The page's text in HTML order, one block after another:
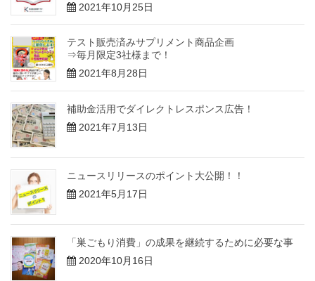
2021年10月25日
テスト販売済みサプリメント商品企画
⇒毎月限定3社様まで！
2021年8月28日
補助金活用でダイレクトレスポンス広告！
2021年7月13日
ニュースリリースのポイント大公開！！
2021年5月17日
「巣ごもり消費」の成果を継続するために必要な事
2020年10月16日